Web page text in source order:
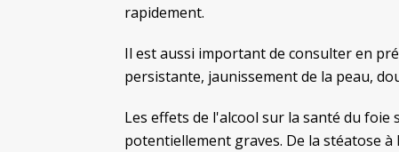
rapidement.
Il est aussi important de consulter en
persistante, jaunissement de la peau,
Les effets de l'alcool sur la santé du
potentiellement graves. De la stéatose